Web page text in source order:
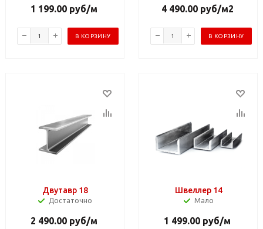
1 199.00 руб/м
В КОРЗИНУ
4 490.00руб/м2
В КОРЗИНУ
Двутавр 18
Достаточно
2 490.00 руб/м
Швеллер 14
Мало
1 499.00 руб/м